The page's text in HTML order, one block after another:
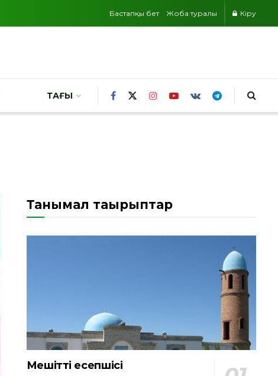
Бастапқы бет Жоба туралы Кіру
ТАҒЫ
Танымал тақырыптар
Мешіттің есепшісі